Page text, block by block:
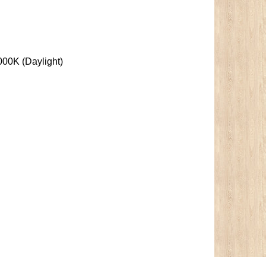
(Daylight)